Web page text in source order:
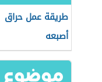
طريقة عمل حراق
أصبعه